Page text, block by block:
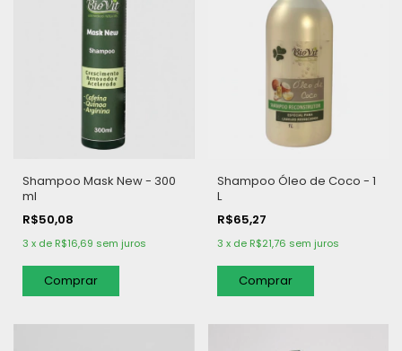
Shampoo Mask New - 300
ml
R$50,08
3 x de R$16,69 sem juros
Shampoo Óleo de Coco - 1
L
R$65,27
3 x de R$21,76 sem juros